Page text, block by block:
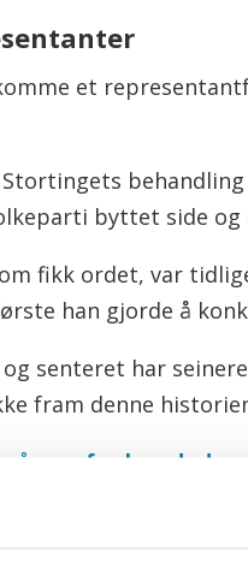
et
byttet side
fikk ordet, var
han gjorde å
senteret har
fram denne
før han døde